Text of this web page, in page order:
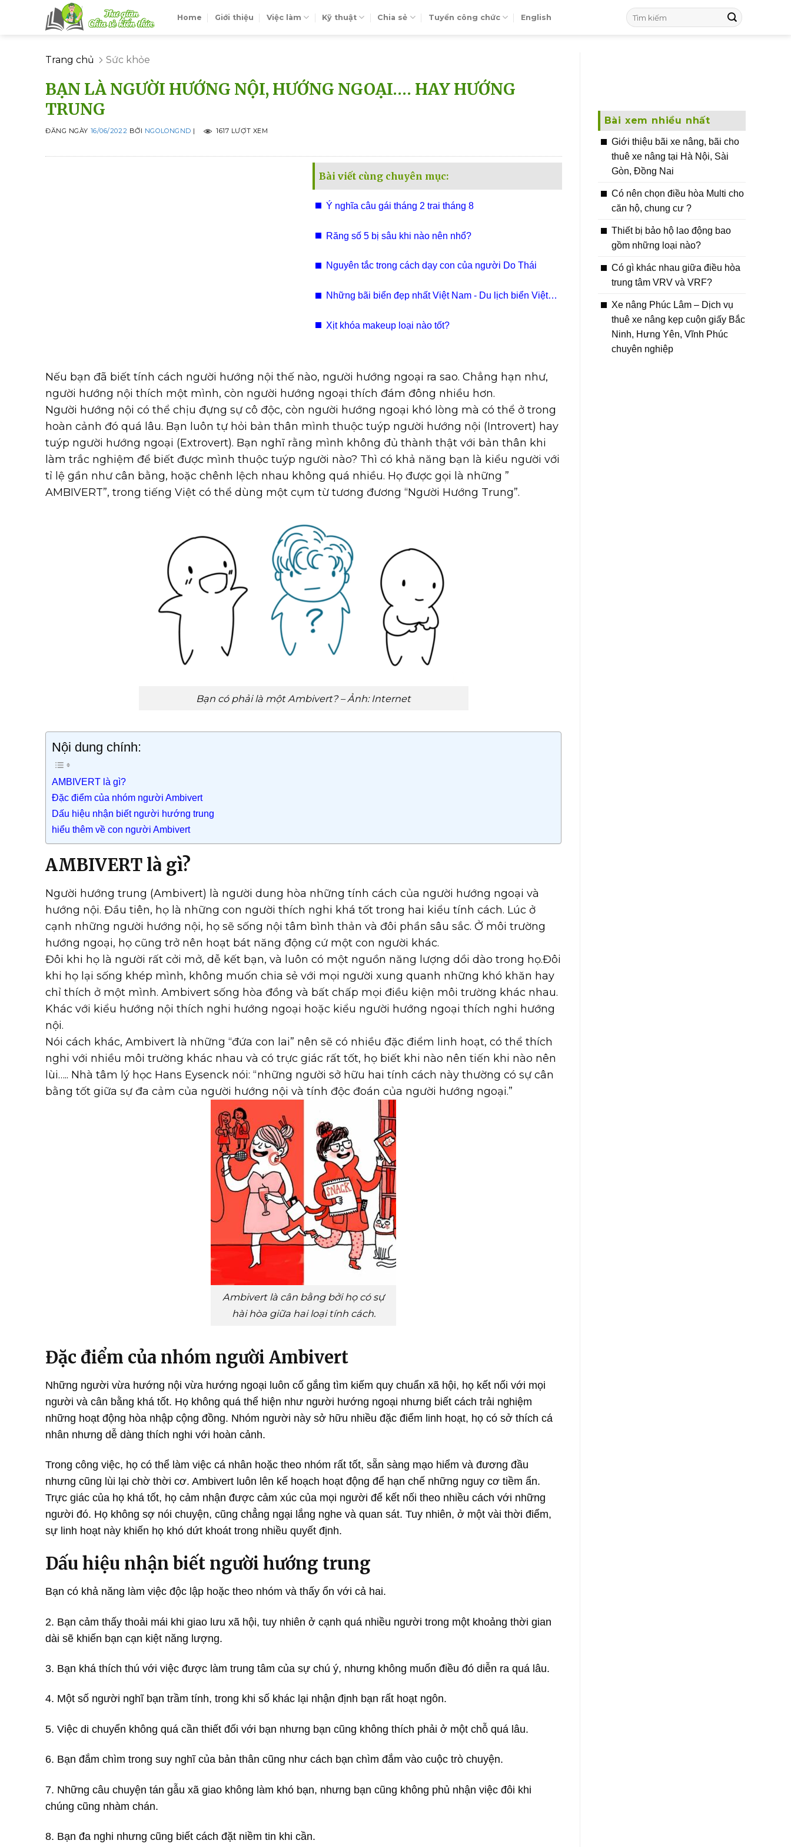
Home Giới thiệu Việc làm Kỹ thuật Chia sẻ Tuyển công chức English
Trang chủ Sức khỏe
BẠN LÀ NGƯỜI HƯỚNG NỘI, HƯỚNG NGOẠI…. HAY HƯỚNG
TRUNG
ĐĂNG NGÀY 16/06/2022 BỞI NGOLONGND | 1617 LƯỢT XEM
Bài viết cùng chuyên mục:
Ý nghĩa câu gái tháng 2 trai tháng 8
Răng số 5 bị sâu khi nào nên nhổ?
Nguyên tắc trong cách dạy con của người Do Thái
Những bãi biển đẹp nhất Việt Nam - Du lịch biển Việt
Xịt khóa makeup loại nào tốt?
Nếu bạn đã biết tính cách người hướng nội thế nào, người hướng ngoại ra sao. Chẳng hạn như,
người hướng nội thích một mình, còn người hướng ngoại thích đám đông nhiều hơn.
Người hướng nội có thể chịu đựng sự cô độc, còn người hướng ngoại khó lòng mà có thể ở trong
hoàn cảnh đó quá lâu. Bạn luôn tự hỏi bản thân mình thuộc tuýp người hướng nội (Introvert) hay
tuýp người hướng ngoại (Extrovert). Bạn nghĩ rằng mình không đủ thành thật với bản thân khi
làm trắc nghiệm để biết được mình thuộc tuýp người nào? Thì có khả năng bạn là kiểu người với
tỉ lệ gần như cân bằng, hoặc chênh lệch nhau không quá nhiều. Họ được gọi là những ”
AMBIVERT”, trong tiếng Việt có thể dùng một cụm từ tương đương “Người Hướng Trung”.
Bạn có phải là một Ambivert? – Ảnh: Internet
Nội dung chính:
AMBIVERT là gì?
Đặc điểm của nhóm người Ambivert
Dấu hiệu nhận biết người hướng trung
hiểu thêm về con người Ambivert
AMBIVERT là gì?
Người hướng trung (Ambivert) là người dung hòa những tính cách của người hướng ngoại và
hướng nội. Đầu tiên, họ là những con người thích nghi khá tốt trong hai kiểu tính cách. Lúc ở
cạnh những người hướng nội, họ sẽ sống nội tâm bình thản và đôi phần sâu sắc. Ở môi trường
hướng ngoại, họ cũng trở nên hoạt bát năng động cứ một con người khác.
Đôi khi họ là người rất cởi mở, dễ kết bạn, và luôn có một nguồn năng lượng dồi dào trong họ.Đôi
khi họ lại sống khép mình, không muốn chia sẻ với mọi người xung quanh những khó khăn hay
chỉ thích ở một mình. Ambivert sống hòa đồng và bất chấp mọi điều kiện môi trường khác nhau.
Khác với kiểu hướng nội thích nghi hướng ngoại hoặc kiểu người hướng ngoại thích nghi hướng
nội.
Nói cách khác, Ambivert là những “đứa con lai” nên sẽ có nhiều đặc điểm linh hoạt, có thể thích
nghi với nhiều môi trường khác nhau và có trực giác rất tốt, họ biết khi nào nên tiến khi nào nên
lùi….. Nhà tâm lý học Hans Eysenck nói: “những người sở hữu hai tính cách này thường có sự cân
bằng tốt giữa sự đa cảm của người hướng nội và tính độc đoán của người hướng ngoại.”
Ambivert là cân bằng bởi họ có sự
hài hòa giữa hai loại tính cách.
Đặc điểm của nhóm người Ambivert
Những người vừa hướng nội vừa hướng ngoại luôn cố gắng tìm kiếm quy chuẩn xã hội, họ kết nối với mọi
người và cân bằng khá tốt. Họ không quá thể hiện như người hướng ngoại nhưng biết cách trải nghiệm
những hoạt động hòa nhập cộng đồng. Nhóm người này sở hữu nhiều đặc điểm linh hoạt, họ có sở thích cá
nhân nhưng dễ dàng thích nghi với hoàn cảnh.
Trong công việc, họ có thể làm việc cá nhân hoặc theo nhóm rất tốt, sẵn sàng mạo hiểm và đương đầu
nhưng cũng lùi lại chờ thời cơ. Ambivert luôn lên kế hoạch hoạt động để hạn chế những nguy cơ tiềm ẩn.
Trực giác của họ khá tốt, họ cảm nhận được cảm xúc của mọi người để kết nối theo nhiều cách với những
người đó. Họ không sợ nói chuyện, cũng chẳng ngại lắng nghe và quan sát. Tuy nhiên, ở một vài thời điểm,
sự linh hoạt này khiến họ khó dứt khoát trong nhiều quyết định.
Dấu hiệu nhận biết người hướng trung
Bạn có khả năng làm việc độc lập hoặc theo nhóm và thấy ổn với cả hai.
2. Bạn cảm thấy thoải mái khi giao lưu xã hội, tuy nhiên ở cạnh quá nhiều người trong một khoảng thời gian
dài sẽ khiến bạn cạn kiệt năng lượng.
3. Bạn khá thích thú với việc được làm trung tâm của sự chú ý, nhưng không muốn điều đó diễn ra quá lâu.
4. Một số người nghĩ bạn trầm tính, trong khi số khác lại nhận định bạn rất hoạt ngôn.
5. Việc di chuyển không quá cần thiết đối với bạn nhưng bạn cũng không thích phải ở một chỗ quá lâu.
6. Bạn đắm chìm trong suy nghĩ của bản thân cũng như cách bạn chìm đắm vào cuộc trò chuyện.
7. Những câu chuyện tán gẫu xã giao không làm khó bạn, nhưng bạn cũng không phủ nhận việc đôi khi
chúng cũng nhàm chán.
8. Bạn đa nghi nhưng cũng biết cách đặt niềm tin khi cần.
Bài xem nhiều nhất
Giới thiệu bãi xe nâng, bãi cho
thuê xe nâng tại Hà Nội, Sài
Gòn, Đồng Nai
Có nên chọn điều hòa Multi cho
căn hộ, chung cư ?
Thiết bị bảo hộ lao động bao
gồm những loại nào?
Có gì khác nhau giữa điều hòa
trung tâm VRV và VRF?
Xe nâng Phúc Lâm – Dịch vụ
thuê xe nâng kẹp cuộn giấy Bắc
Ninh, Hưng Yên, Vĩnh Phúc
chuyên nghiệp